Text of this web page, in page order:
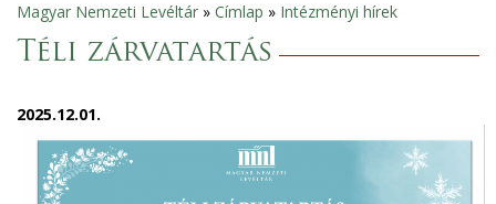
Jelenlegi
hely
Magyar Nemzeti Levéltár » Címlap » Intézményi hírek
Téli zárvatartás
2025.12.01.